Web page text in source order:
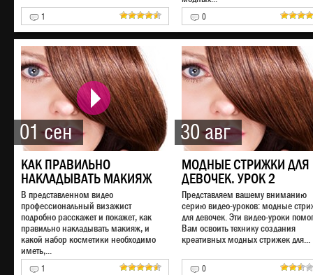
1 0
01 сен
КАК ПРАВИЛЬНО
НАКЛАДЫВАТЬ МАКИЯЖ
В представленном видео
профессиональный визажист
подробно расскажет и покажет, как
правильно накладывать макияж, и
какой набор косметики необходимо
иметь,...
1
30 авг
МОДНЫЕ СТРИЖКИ ДЛЯ
ДЕВОЧЕК. УРОК 2
Представляем вашему вниманию
серию видео-уроков: модные
для девочек. Эти видео-уроки
Вам освоить технику создания
креативных модных стрижек для...
0